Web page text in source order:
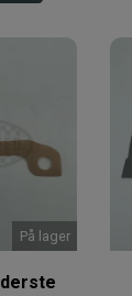
På lager